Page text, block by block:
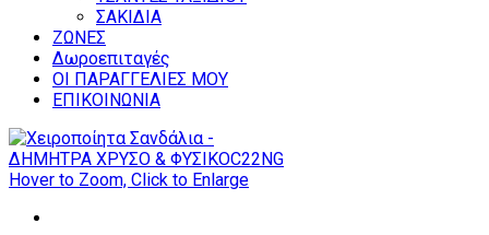
ΣΑΚΙΔΙΑ
ΖΩΝΕΣ
Δωροεπιταγές
ΟΙ ΠΑΡΑΓΓΕΛΙΕΣ ΜΟΥ
ΕΠΙΚΟΙΝΩΝΙΑ
Hover to Zoom, Click to Enlarge